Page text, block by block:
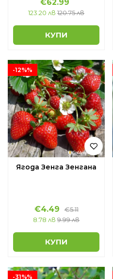
€62.99
123.20 лв 120.75 лв
КУПИ
-12%%
Ягода Зенга Зенгана
€4.49
€5.11
8.78 лв 9.99 лв
КУПИ
-31%%